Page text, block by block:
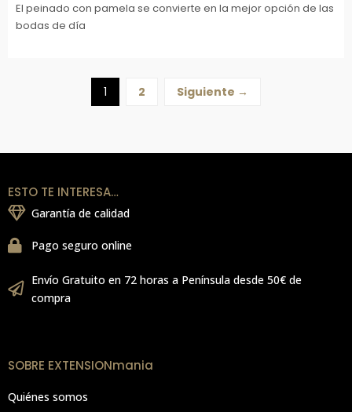
El peinado con pamela se convierte en la mejor opción de las
bodas de día
1 2 Siguiente →
ESTO TE INTERESA…
Garantía de calidad
Pago seguro online
Envío Gratuito en 72 horas a Península desde 50€ de
compra
SOBRE EXTENSIONmania
Quiénes somos